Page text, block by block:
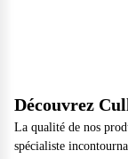
Découvrez
La qualité de nos
spécialiste